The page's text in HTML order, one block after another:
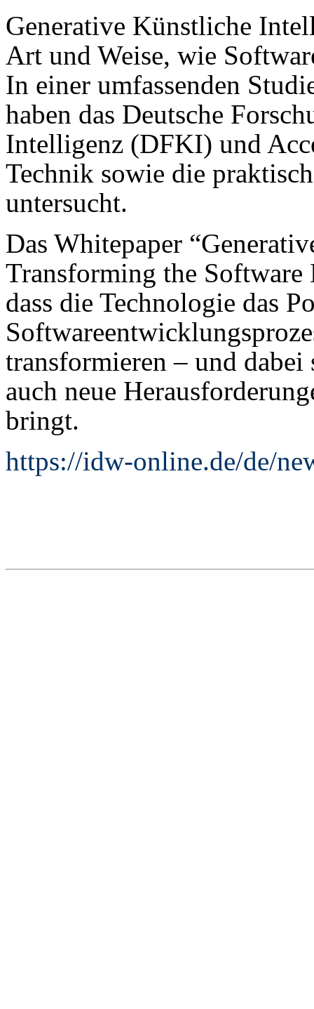
Generative Künstliche
Art und Weise, wie
In einer umfassenden
haben das Deutsche
Intelligenz (DFKI) und
Technik sowie die
untersucht.
Das Whitepaper
Transforming the Software
dass die Technologie das
transformieren – und
auch neue
bringt.
https://idw-online.de/de/